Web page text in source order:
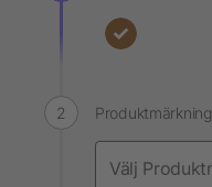
Produktmärkning